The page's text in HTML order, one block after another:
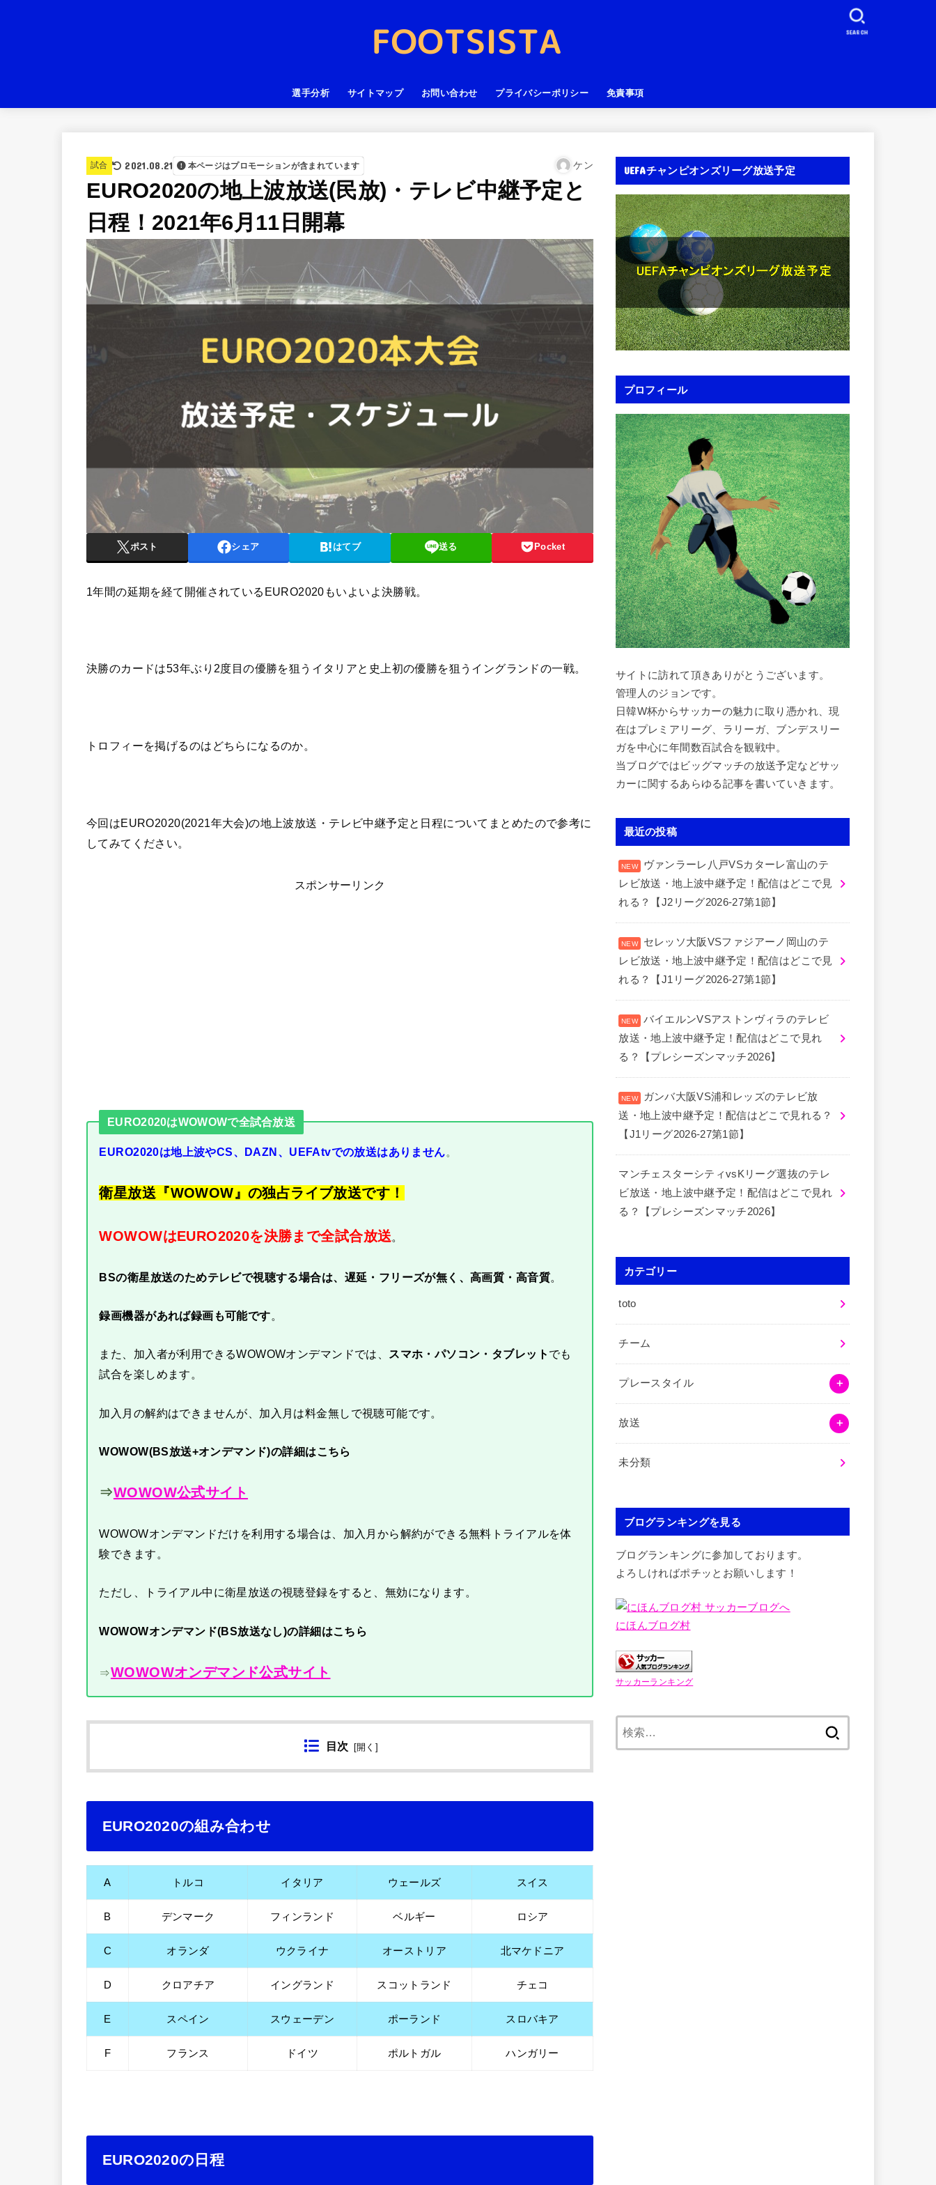
選手分析 サイトマップ お問い合わせ プライバシーポリシー 免責事項
SEARCH
試合 2021.08.21 本ページはプロモーションが含まれています ケン
EURO2020の地上波放送(民放)・テレビ中継予定と
日程！2021年6月11日開幕
ポスト シェア はてブ 送る Pocket
1年間の延期を経て開催されているEURO2020もいよいよ決勝戦。
決勝のカードは53年ぶり2度目の優勝を狙うイタリアと史上初の優勝を狙うイングランドの一戦。
トロフィーを掲げるのはどちらになるのか。
今回はEURO2020(2021年大会)の地上波放送・テレビ中継予定と日程についてまとめたので参考に
してみてください。
スポンサーリンク
EURO2020はWOWOWで全試合放送
EURO2020は地上波やCS、DAZN、UEFAtvでの放送はありません
衛星放送『WOWOW』の独占ライブ放送です！
WOWOWはEURO2020を決勝まで全試合放送。
BSの衛星放送のためテレビで視聴する場合は、遅延・フリーズが無く、高画質・高音質。
録画機器があれば録画も可能です。
また、加入者が利用できるWOWOWオンデマンドでは、 スマホ・パソコン・タブレット でも
試合を楽しめます。
加入月の解約はできませんが、加入月は料金無しで視聴可能です。
WOWOW(BS放送+オンデマンド)の詳細はこちら
⇒WOWOW公式サイト
WOWOWオンデマンドだけを利用する場合は、加入月から解約ができる無料トライアルを体
験できます。
ただし、トライアル中に衛星放送の視聴登録をすると、無効になります。
WOWOWオンデマンド(BS放送なし)の詳細はこちら
⇒WOWOWオンデマンド公式サイト
目次 開く
EURO2020の組み合わせ
A トルコ イタリア ウェールズ スイス
B デンマーク フィンランド ベルギー ロシア
C オランダ ウクライナ オーストリア 北マケドニア
D クロアチア イングランド スコットランド チェコ
E スペイン スウェーデン ポーランド スロバキア
F フランス ドイツ ポルトガル ハンガリー
EURO2020の日程
UEFAチャンピオンズリーグ放送予定
プロフィール
サイトに訪れて頂きありがとうございます。
管理人のジョンです。
日韓W杯からサッカーの魅力に取り憑かれ、現
在はプレミアリーグ、ラリーガ、ブンデスリー
ガを中心に年間数百試合を観戦中。
当ブログではビッグマッチの放送予定などサッ
カーに関するあらゆる記事を書いていきます。
最近の投稿
ヴァンラーレ八戸VSカターレ富山のテ
レビ放送・地上波中継予定！配信はどこで見
れる？【J2リーグ2026-27第1節】
セレッソ大阪VSファジアーノ岡山のテ
レビ放送・地上波中継予定！配信はどこで見
れる？【J1リーグ2026-27第1節】
バイエルンVSアストンヴィラのテレビ
放送・地上波中継予定！配信はどこで見れ
る？【プレシーズンマッチ2026】
ガンバ大阪VS浦和レッズのテレビ放
送・地上波中継予定！配信はどこで見れる？
【J1リーグ2026-27第1節】
マンチェスターシティvsKリーグ選抜のテレ
ビ放送・地上波中継予定！配信はどこで見れ
る？【プレシーズンマッチ2026】
カテゴリー
toto
チーム
プレースタイル
放送
未分類
ブログランキングを見る
ブログランキングに参加しております。
よろしければポチッとお願いします！
にほんブログ村
サッカーランキング